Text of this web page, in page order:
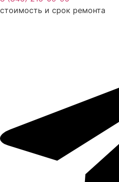
стоимость и срок ремонта